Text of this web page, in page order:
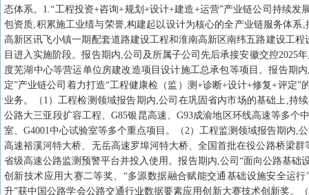
态体系。1.“工程投资+咨询+规划+设计+建造+运营”产业链公司持续
包资质,积累施工业绩与荣誉,构建起以设计为核心的全产业链服务体
高新区讯飞小镇一期配套道路建设工程和淮南高新区南纬五路建设工
目进入实施阶段。报告期内,公司及所属子公司先后承接安徽交控2025
度芜湖中心等营运单位房建改造项目设计施工总承包等项目。报告期
定”产业链公司着力打造“工程健康检（监）测+诊断+设计+修复+评定
业务。（1）工程检测领域报告期内,公司在巩固省内市场的基础上,持
公路大三亚段扩容工程、G85银昆高速、G93成渝地区环线高速等多
室、G4001中心试验室等多个重点项目。（2）工程监测领域报告期内
高速裕溪河特大桥、无岳高速罗埠河特大桥、全国首批在役公路桥梁
省级高速公路监测预警平台并投入使用。报告期内,公司“面向公路基础
创新技术应用大赛二等奖、“多源数据融合赋能交通基础设施安全运
升”获中国公路学会公路交通行业数据要素应用创新大赛技术创新奖。